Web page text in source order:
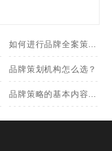
如何进行品牌全案策
划？
品牌策划机构怎么选？
品牌策略的基本内容有
哪些？